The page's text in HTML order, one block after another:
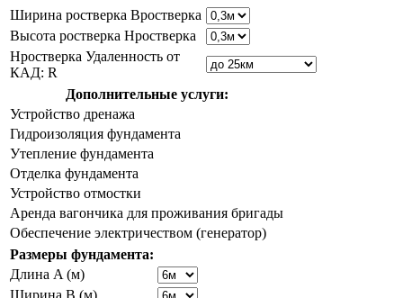
Ширина ростверка Bростверка
Высота ростверка Hростверка
Hростверка Удаленность от
КАД: R
Дополнительные услуги:
Устройство дренажа
Гидроизоляция фундамента
Утепление фундамента
Отделка фундамента
Устройство отмостки
Аренда вагончика для проживания бригады
Обеспечение электричеством (генератор)
Размеры фундамента:
Длина A (м)
Ширина B (м)